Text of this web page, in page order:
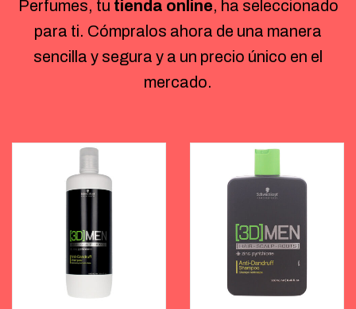
Perfumes, tu tienda online, ha seleccionado
para ti. Cómpralos ahora de una manera
sencilla y segura y a un precio único en el
mercado.